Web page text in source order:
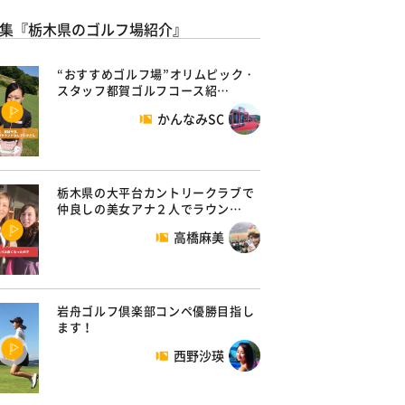
『栃木県のゴルフ場紹介』
“おすすめゴルフ場”オリムピック・
スタッフ都賀ゴルフコース紹…
かんなみSC
栃木県の大平台カントリークラブで
仲良しの美女アナ２人でラウン…
高橋麻美
岩舟ゴルフ倶楽部コンペ優勝目指し
ます！
西野沙瑛